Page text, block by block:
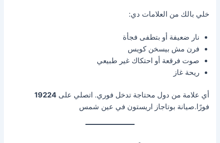
خلي بالك من العلامات دي:
نار ضعيفة أو بتطفى فجأة
فرن مش بيسخن كويس
صوت فرقعة أو احتكاك غير طبيعي
ريحة غاز
أي علامة من دول محتاجة تدخل فوري. اتصلي على19224
فورًا.صيانة بوتاجاز اريستون في عين شمس